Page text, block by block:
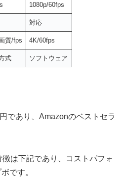
1080p/60fps
対応
質/fps 4K/60fps
式 ソフトウェア
であり、Amazonのベストセラ
は下記であり、コストパフォ
です。